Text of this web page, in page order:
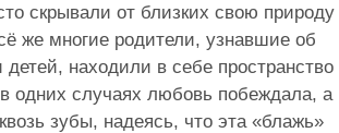
скрывали от близких свою природу
же многие родители, узнавшие об
находили в себе пространство
одних случаях любовь побеждала, а
зубы, надеясь, что эта «блажь»